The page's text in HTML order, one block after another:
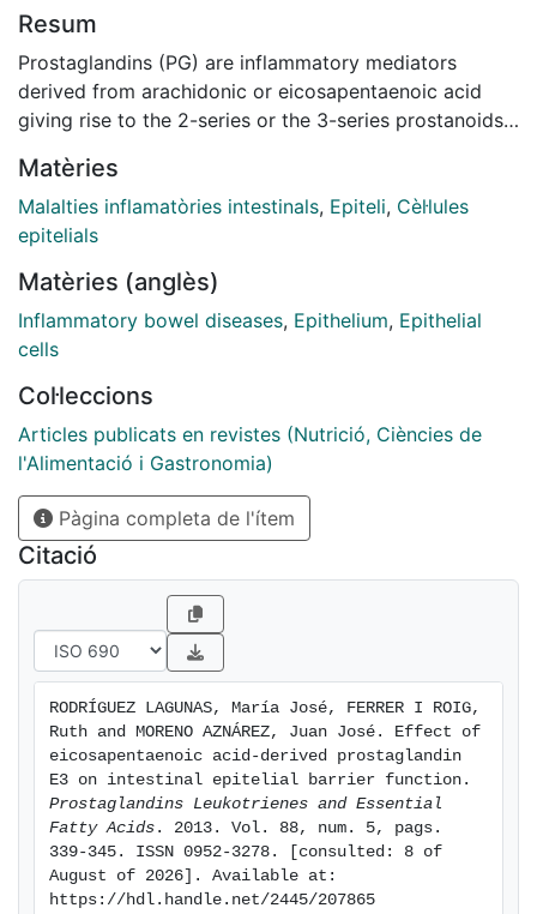
Resum
Prostaglandins (PG) are inflammatory mediators
derived from arachidonic or eicosapentaenoic acid
giving rise to the 2-series or the 3-series prostanoids,
disrupts epithelial barrier function. Considering the
beneficial effect of fish oil consumption in intestinal
inflammatory processes, the aim of this study was to
assessed from transepithelial electrical resistance and
dextran fluxes in Caco-2 cells. The results indicate
that PGE 3 increased paracellular permeability (PP) to
EP 1 and EP 4 receptors and with intracellular Ca 2+
and cAMP as the downstream targets. Moreover, we
observed a redistribution of tight junction proteins,
occludin and claudin-4. In conclusion, PGE 3 is able to
increase PP thus leading to reconsider the role of PGE
2/PGE 3 ratio in the beneficial effects of dietary fish
oil supplementation in the disruption of barrier
Matèries
Malalties inflamatòries intestinals, Epiteli, Cèl·lules
epitelials
Matèries (anglès)
Inflammatory bowel diseases, Epithelium, Epithelial
cells
Col·leccions
Articles publicats en revistes (Nutrició, Ciències de
l'Alimentació i Gastronomia)
Pàgina completa de l'ítem
Citació
RODRÍGUEZ LAGUNAS, María José, FERRER I ROIG,
Ruth and MORENO AZNÁREZ, Juan José. Effect of
eicosapentaenoic acid-derived prostaglandin
Prostaglandins Leukotrienes and Essential
Fatty Acids . 2013. Vol. 88, num. 5, pags.
339-345. ISSN 0952-3278. [consulted: 8 of
August of 2026]. Available at:
https://hdl.handle.net/2445/207865